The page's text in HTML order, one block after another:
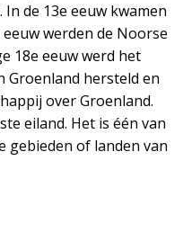
de 13e eeuw kwamen
werden de Noorse
18e eeuw werd het
Groenland hersteld en
over Groenland.
eiland. Het is één van
gebieden of landen van